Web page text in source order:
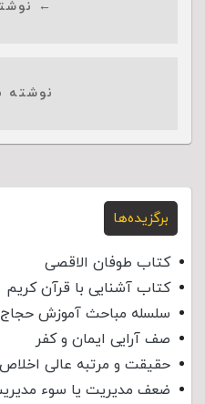
←
نوشته
برگزیده‌ها
کتاب طوفان الاقصی
کتاب آشنایی با قرآن کریم
سلسله مباحث آموزش حجاج
صف آرایی ایمان و کفر
حقیقت و مرتبه عالی اخلاص
ضعف مدیریت یا سوء